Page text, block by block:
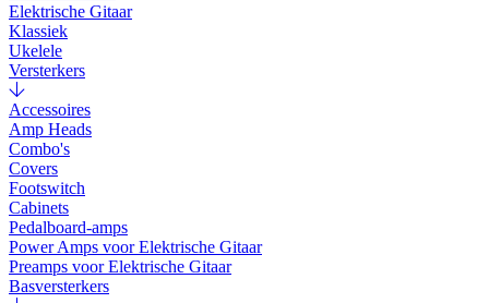
Elektrische Gitaar
Klassiek
Ukelele
Versterkers
Accessoires
Amp Heads
Combo's
Covers
Footswitch
Cabinets
Pedalboard-amps
Power Amps voor Elektrische Gitaar
Preamps voor Elektrische Gitaar
Basversterkers